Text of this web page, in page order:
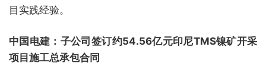
目实践经验。
中国电建：子公司签订约54.56亿元印尼TMS镍矿开采
项目施工总承包合同